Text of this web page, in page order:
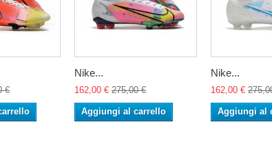
€
Nike...
162,00 € 275,00 €
Aggiungi al carrello
Nike...
162,00 €
Aggiungi al